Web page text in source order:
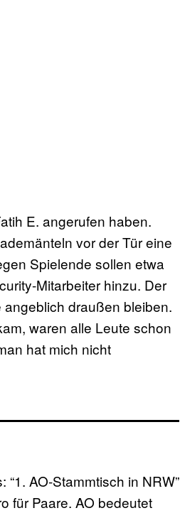
E. angerufen haben.
vor der Tür eine
Spielende sollen etwa
Mitarbeiter hinzu. Der
draußen bleiben.
waren alle Leute schon
hat mich nicht
“1. AO-Stammtisch in NRW”
für Paare. AO bedeutet